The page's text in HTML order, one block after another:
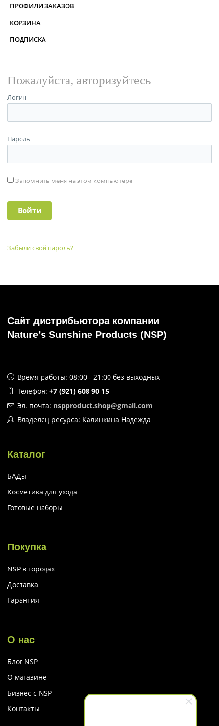
ПРОФИЛИ ЗАКАЗОВ
КОРЗИНА
ПОДПИСКА
Пожалуйста, авторизуйтесь
Логин
Пароль
Запомнить меня на этом компьютере
Забыли свой пароль?
Сайт дистрибьютора компании
Nature’s Sunshine Products (NSP)
Время работы: 08:00 - 21:00 без выходных
Телефон: +7 (921) 608 90 15
Эл. почта: nspproduct.shop@gmail.com
Владелец ресурса: Калинкина Надежда
Каталог
БАДы
Косметика для ухода
Готовые наборы
Покупка
NSP в городах
Доставка
Гарантия
О нас
Блог NSP
О магазине
Бизнес с NSP
Контакты